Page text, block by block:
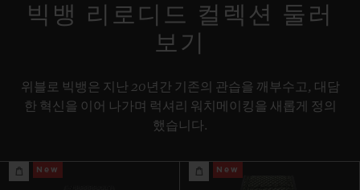
약 72시간
빅뱅 리로디드 컬렉션 둘러
보기
위블로 빅뱅은 지난 20년간 기존의 관습을 깨부수고, 대담
한 혁신을 이어 나가며 럭셔리 워치메이킹을 새롭게 정의
했습니다.
New New